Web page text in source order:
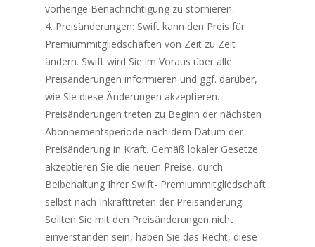
vorherige Benachrichtigung zu stornieren.
Preisänderungen: Swift kann den Preis für
Premiummitgliedschaften von Zeit zu Zeit
ändern. Swift wird Sie im Voraus über alle
Preisänderungen informieren und ggf. darüber,
wie Sie diese Änderungen akzeptieren.
Preisänderungen treten zu Beginn der nächsten
Abonnementsperiode nach dem Datum der
Preisänderung in Kraft. Gemäß lokaler Gesetze
akzeptieren Sie die neuen Preise, durch
Beibehaltung Ihrer Swift- Premiummitgliedschaft
selbst nach Inkrafttreten der Preisänderung.
Sollten Sie mit den Preisänderungen nicht
einverstanden sein, haben Sie das Recht, diese